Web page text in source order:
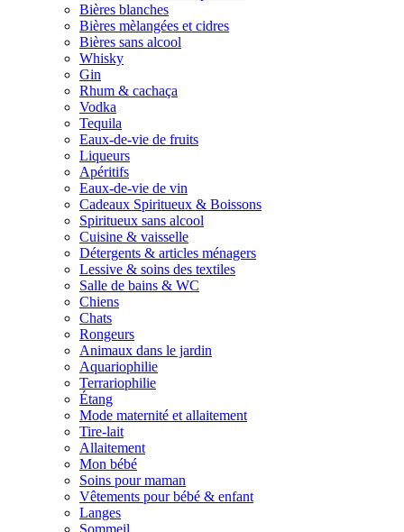
Bières blanches
Bières mèlangées et cidres
Bières sans alcool
Whisky
Gin
Rhum & cachaça
Vodka
Tequila
Eaux-de-vie de fruits
Liqueurs
Apéritifs
Eaux-de-vie de vin
Cadeaux Spiritueux & Boissons
Spiritueux sans alcool
Cuisine & vaisselle
Détergents & articles ménagers
Lessive & soins des textiles
Salle de bains & WC
Chiens
Chats
Rongeurs
Animaux dans le jardin
Aquariophilie
Terrariophilie
Étang
Mode maternité et allaitement
Tire-lait
Allaitement
Mon bébé
Soins pour maman
Vêtements pour bébé & enfant
Langes
Sommeil